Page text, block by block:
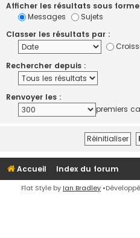
Afficher les résultats sous
Messages
Sujets
Classer les résultats par :
Rechercher depuis :
Renvoyer les :
premiers
Accueil Index du forum
Flat Style by Ian Bradley